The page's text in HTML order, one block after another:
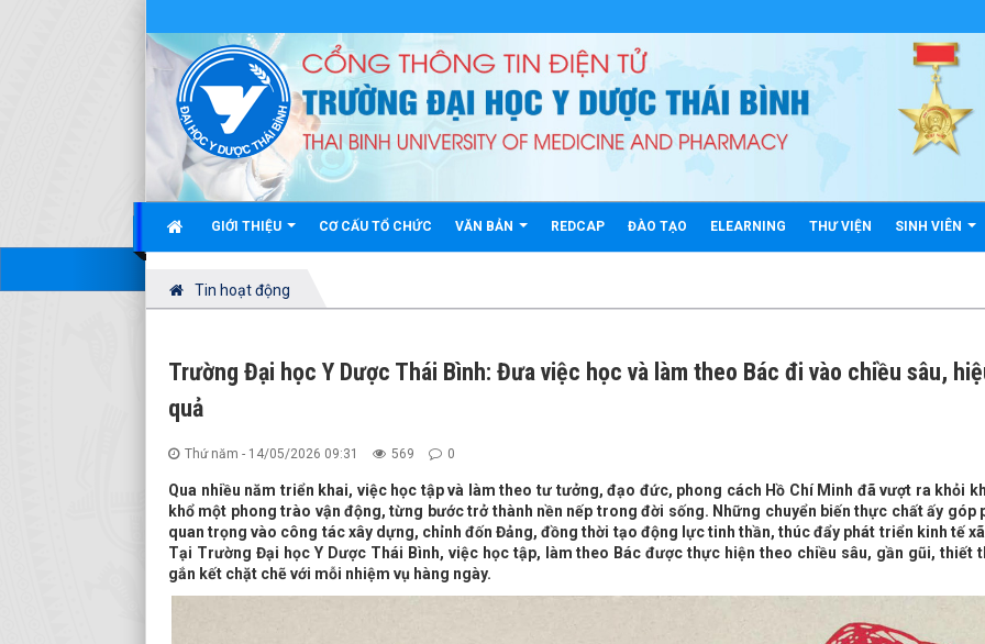
GIỚI THIỆU CƠ CẤU TỔ CHỨC VĂN BẢN REDCAP ĐÀO TẠO ELEARNING THƯ VIỆN SINH VIÊN
Tin hoạt động
Trường Đại học Y Dược Thái Bình: Đưa việc học và làm theo Bác đi vào chiều sâu,
quả
Thứ năm - 14/05/2026 09:31 569 0
Qua nhiều năm triển khai, việc học tập và làm theo tư tưởng, đạo đức, phong cách Hồ Chí Minh đã vượt ra khỏi
khổ một phong trào vận động, từng bước trở thành nền nếp trong đời sống. Những chuyển biến thực chất ấy góp
quan trọng vào công tác xây dựng, chỉnh đốn Đảng, đồng thời tạo động lực tinh thần, thúc đẩy phát triển kinh tế
Tại Trường Đại học Y Dược Thái Bình, việc học tập, làm theo Bác được thực hiện theo chiều sâu, gần gũi, thiết
gắn kết chặt chẽ với mỗi nhiệm vụ hàng ngày.